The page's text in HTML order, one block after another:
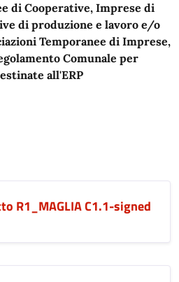
di Cooperative, Imprese di
di produzione e lavoro e/o
Temporanee di Imprese,
Comunale per
all'ERP
R1_MAGLIA C1.1-signed